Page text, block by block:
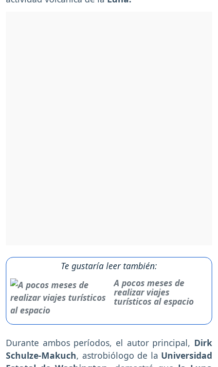
Te gustaría leer también:
A pocos meses de
realizar viajes
turísticos al espacio
Durante ambos períodos, el autor principal, Dirk
Schulze-Makuch, astrobiólogo de la Universidad